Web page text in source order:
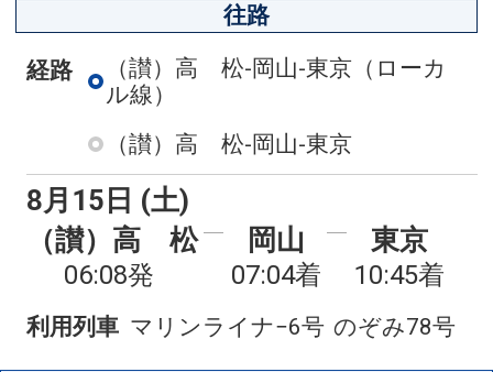
往路
経路 （讃）高 松-岡山-東京 （ローカ
ル線）
（讃）高 松-岡山-東京
8月15日 (土)
（讃）高 松
06:08発
岡山
07:04着
東京
10:45着
利用列車 マリンライナ−6号 のぞみ78号